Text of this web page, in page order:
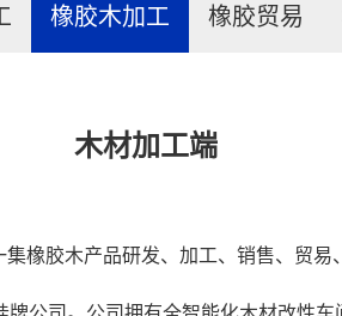
橡胶木加工 橡胶贸易
木材加工端
胶木产品研发、加工、销售、贸易